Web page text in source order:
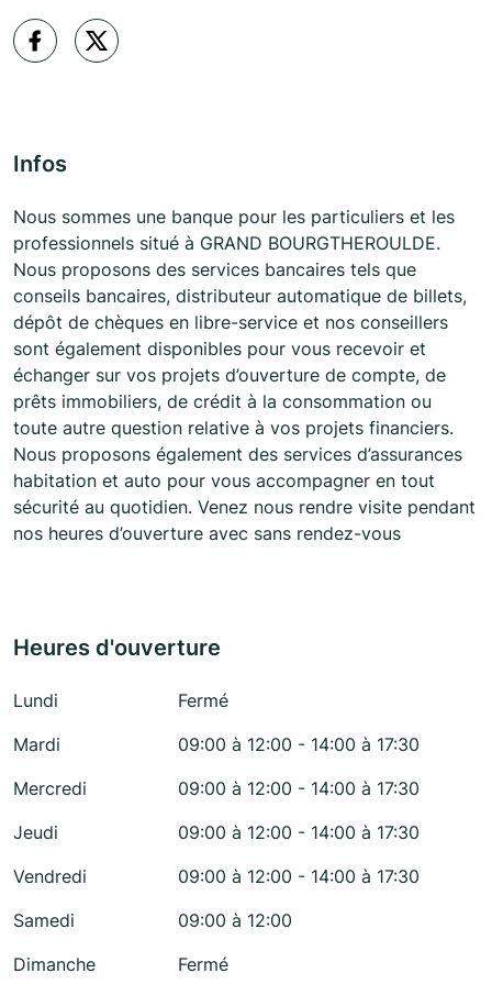
Infos
Nous sommes une banque pour les particuliers et les
professionnels situé à GRAND BOURGTHEROULDE.
Nous proposons des services bancaires tels que
conseils bancaires, distributeur automatique de billets,
dépôt de chèques en libre-service et nos conseillers
sont également disponibles pour vous recevoir et
échanger sur vos projets d’ouverture de compte, de
prêts immobiliers, de crédit à la consommation ou
toute autre question relative à vos projets financiers.
Nous proposons également des services d’assurances
habitation et auto pour vous accompagner en tout
sécurité au quotidien. Venez nous rendre visite pendant
nos heures d’ouverture avec sans rendez-vous
Heures d'ouverture
Lundi
Fermé
Mardi
09:00 à 12:00 - 14:00 à 17:30
Mercredi
09:00 à 12:00 - 14:00 à 17:30
Jeudi
09:00 à 12:00 - 14:00 à 17:30
Vendredi
09:00 à 12:00 - 14:00 à 17:30
Samedi
09:00 à 12:00
Dimanche
Fermé